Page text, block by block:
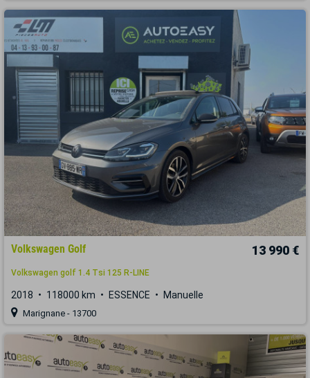
Volkswagen Golf 13 990 €
Volkswagen golf 1.4 Tsi 125 R-LINE
2018 118000 km ESSENCE Manuelle
Marignane - 13700